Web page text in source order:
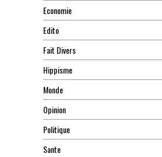
Economie
Edito
Fait Divers
Hippisme
Monde
Opinion
Politique
Sante